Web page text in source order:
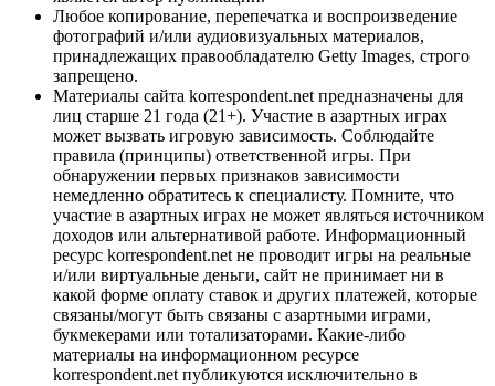
Любое копирование, перепечатка и воспроизведение
фотографий и/или аудиовизуальных материалов,
принадлежащих правообладателю Getty Images, строго
запрещено.
Материалы сайта korrespondent.net предназначены для
лиц старше 21 года (21+). Участие в азартных играх
может вызвать игровую зависимость. Соблюдайте
правила (принципы) ответственной игры. При
обнаружении первых признаков зависимости
немедленно обратитесь к специалисту. Помните, что
участие в азартных играх не может являться источником
доходов или альтернативой работе. Информационный
ресурс korrespondent.net не проводит игры на реальные
и/или виртуальные деньги, сайт не принимает ни в
какой форме оплату ставок и других платежей, которые
связаны/могут быть связаны с азартными играми,
букмекерами или тотализаторами. Какие-либо
материалы на информационном ресурсе
korrespondent.net публикуются исключительно в